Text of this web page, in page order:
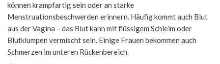
können krampfartig sein oder an starke
Menstruationsbeschwerden erinnern. Häufig kommt auch Blut
aus der Vagina – das Blut kann mit flüssigem Schleim oder
Blutklumpen vermischt sein. Einige Frauen bekommen auch
Schmerzen im unteren Rückenbereich.